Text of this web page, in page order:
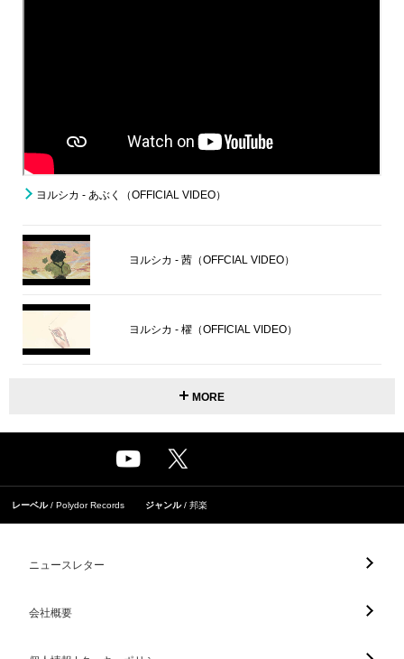
ヨルシカ - あぶく（OFFICIAL VIDEO）
ヨルシカ - 茜（OFFCIAL VIDEO）
ヨルシカ - 櫂（OFFICIAL VIDEO）
MORE
レーベル Polydor Records ジャンル 邦楽
ニュースレター
会社概要